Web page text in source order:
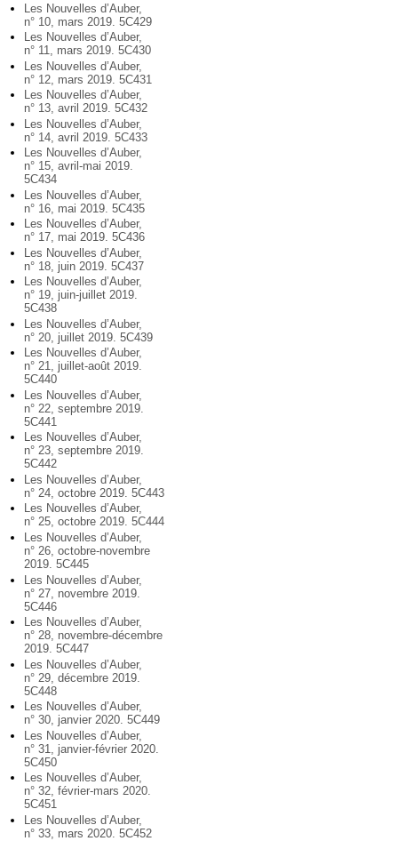
Les Nouvelles d’Auber,
n° 10, mars 2019. 5C429
Les Nouvelles d’Auber,
n° 11, mars 2019. 5C430
Les Nouvelles d’Auber,
n° 12, mars 2019. 5C431
Les Nouvelles d’Auber,
n° 13, avril 2019. 5C432
Les Nouvelles d’Auber,
n° 14, avril 2019. 5C433
Les Nouvelles d’Auber,
n° 15, avril-mai 2019.
5C434
Les Nouvelles d’Auber,
n° 16, mai 2019. 5C435
Les Nouvelles d’Auber,
n° 17, mai 2019. 5C436
Les Nouvelles d’Auber,
n° 18, juin 2019. 5C437
Les Nouvelles d’Auber,
n° 19, juin-juillet 2019.
5C438
Les Nouvelles d’Auber,
n° 20, juillet 2019. 5C439
Les Nouvelles d’Auber,
n° 21, juillet-août 2019.
5C440
Les Nouvelles d’Auber,
n° 22, septembre 2019.
5C441
Les Nouvelles d’Auber,
n° 23, septembre 2019.
5C442
Les Nouvelles d’Auber,
n° 24, octobre 2019. 5C443
Les Nouvelles d’Auber,
n° 25, octobre 2019. 5C444
Les Nouvelles d’Auber,
n° 26, octobre-novembre
2019. 5C445
Les Nouvelles d’Auber,
n° 27, novembre 2019.
5C446
Les Nouvelles d’Auber,
n° 28, novembre-décembre
2019. 5C447
Les Nouvelles d’Auber,
n° 29, décembre 2019.
5C448
Les Nouvelles d’Auber,
n° 30, janvier 2020. 5C449
Les Nouvelles d’Auber,
n° 31, janvier-février 2020.
5C450
Les Nouvelles d’Auber,
n° 32, février-mars 2020.
5C451
Les Nouvelles d’Auber,
n° 33, mars 2020. 5C452